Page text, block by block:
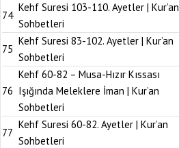
74
Kehf Suresi 103-110. Ayetler | Kur’an
Sohbetleri
75
Kehf Suresi 83-102. Ayetler | Kur’an
Sohbetleri
76
Kehf 60-82 – Musa-Hızır Kıssası
Işığında Meleklere İman | Kur’an
Sohbetleri
77
Kehf Suresi 60-82. Ayetler | Kur’an
Sohbetleri